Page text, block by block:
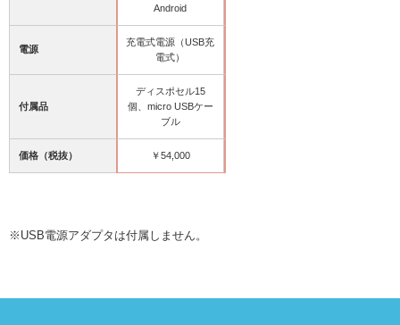
Android
電源
充電式電源（USB充
電式）
付属品
ディスポセル15
個、micro USBケー
ブル
価格（税抜） ￥54,000
※USB電源アダプタは付属しません。